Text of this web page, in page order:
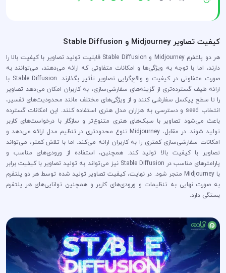
کیفیت تصاویر Midjourney و Stable Diffusion
هر دو پلتفرم Midjourney و Stable Diffusion قابلیت تولید تصاویر با کیفیت بالا را
دارند، اما با توجه به ویژگی‌ها و امکانات متفاوتی که ارائه می‌دهند، می‌توانند به
صورت متفاوتی در کیفیت و واقع‌گرایی تصاویر تأثیر بگذارند. Stable Diffusion با
ارائه طیف گسترده‌تری از گزینه‌های سفارشی‌سازی، به کاربران امکان می‌دهد تصاویر
را تا سطح پیکسل سفارشی کنند و از ویژگی‌های مختلف مانند محدودیت‌های تفسیر،
انتخاب seed و دسترسی به هزاران مدل هنری استفاده کنند. این امکانات گسترده
باعث می‌شود تصاویر با سبک‌های هنری متنوع‌تر و سازگار با درخواست‌های کاربر
تولید شوند. در مقابل، Midjourney تنوع محدودتری در تنظیم مدل ارائه می‌دهد و
امکانات سفارشی‌سازی کمتری را به کاربران ارائه می‌کند. اما با تلاش کمتر، می‌تواند
تصاویر با کیفیت بالا تولید کند. همچنین، استفاده از ورودی‌های مناسب و
پارامترهای مناسب در Stable Diffusion نیز می‌تواند به تولید تصاویر با کیفیت برابر
با Midjourney منجر شود. در نهایت، کیفیت تصاویر تولید شده توسط هر دو پلتفرم
به صورت نهایی به تنظیمات و ورودی‌های کاربر و همچنین توانایی‌های هر پلتفرم
بستگی دارد.